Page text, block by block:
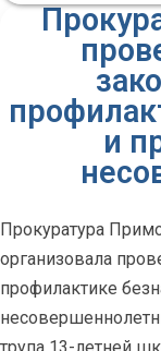
и
Прокуратура
организовала
профилактике